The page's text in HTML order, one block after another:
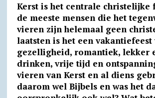
a
t
s
A
p
p
l
e
g
r
a
m
c
e
b
o
o
k
i
n
t
F
r
i
a
i
l
a
i
l
t
l
o
o
k
.
Kerst is het centrale christelijke
de meeste mensen die het
vieren zijn helemaal geen
laatsten is het een vakantiefeest
gezelligheid, romantiek, lekker
drinken, vrije tijd en
vieren van Kerst en al diens
daarom wel Bijbels en was het